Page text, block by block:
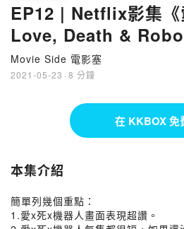
EP12 | Netflix影集《
Love, Death &
色喜劇《9號秘事
Movie Side 電影塞
2021-05-23 · 8 分鐘
在 KKBOX 免
本集介紹
簡單列幾個重點：
1.愛x死x機器人畫面表現超讚。